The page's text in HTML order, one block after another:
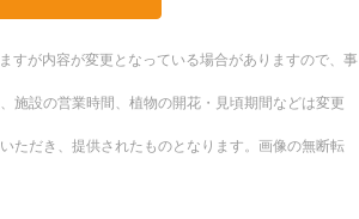
が内容が変更となっている場合がありますので、事
施設の営業時間、植物の開花・見頃期間などは変更
ただき、提供されたものとなります。画像の無断転